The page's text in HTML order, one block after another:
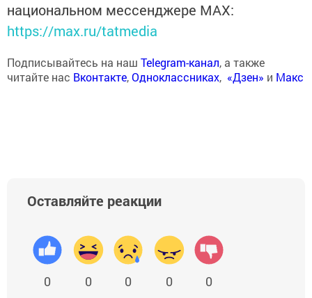
национальном мессенджере MАХ:
https://max.ru/tatmedia
Подписывайтесь на наш Telegram-канал, а также
читайте нас Вконтакте,Одноклассниках, «Дзен» и Макс
Оставляйте реакции
0 0 0 0 0